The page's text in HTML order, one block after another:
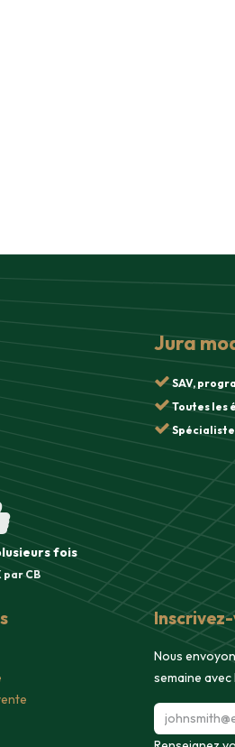
fois
par CB
Nous
semaine
Jura
SAV,
Toutes les
Spécialiste